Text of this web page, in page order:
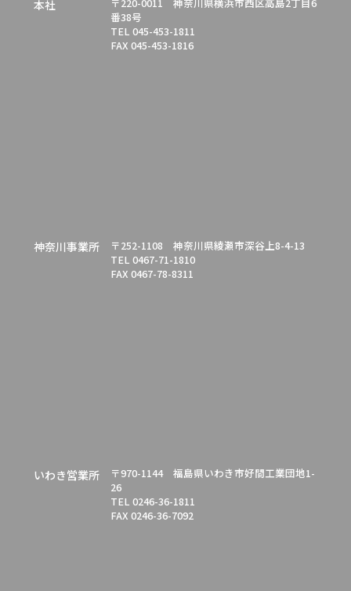
本社
番38号
TEL 045-453-1811
FAX 045-453-1816
神奈川事業所
〒252-1108 神奈川県綾瀬市深谷上8-4-13
TEL 0467-71-1810
FAX 0467-78-8311
いわき営業所
〒970-1144 福島県いわき市好間工業団地1-
26
TEL 0246-36-1811
FAX 0246-36-7092